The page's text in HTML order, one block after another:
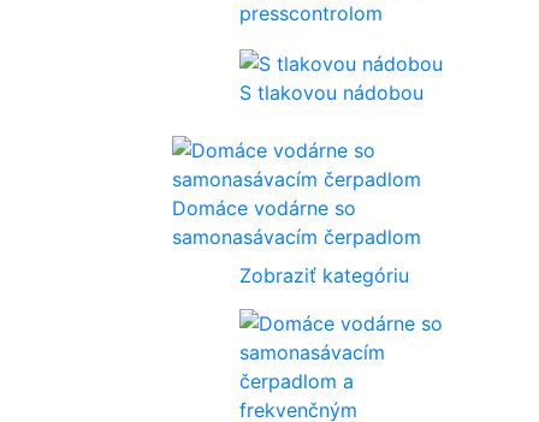
presscontrolom
S tlakovou nádobou
Domáce vodárne so
samonasávacím čerpadlom
Zobraziť kategóriu